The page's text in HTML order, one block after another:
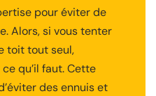
pour éviter de
Alors, si vous tenter
toit tout seul,
qu’il faut. Cette
des ennuis et